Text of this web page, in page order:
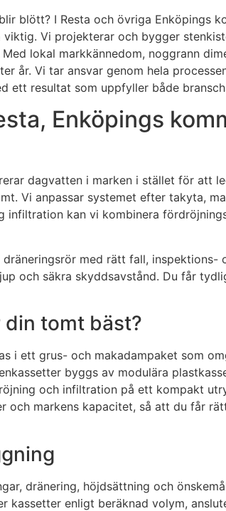
blött? I Resta och övriga Enköpings
Vi projekterar och bygger
lokal markkännedom, noggrann
år. Vi tar ansvar genom hela
resultat som uppfyller både
Enköpings
dagvatten i marken i stället för att
Vi anpassar systemet efter takyta,
kan vi kombinera
med rätt fall, inspektions-
och säkra skyddsavstånd. Du får
tomt bäst?
i ett grus- och makadampaket som
byggs av modulära
och infiltration på ett kompakt
markens kapacitet, så att du får
dränering, höjdsättning och
enligt beräknad volym,